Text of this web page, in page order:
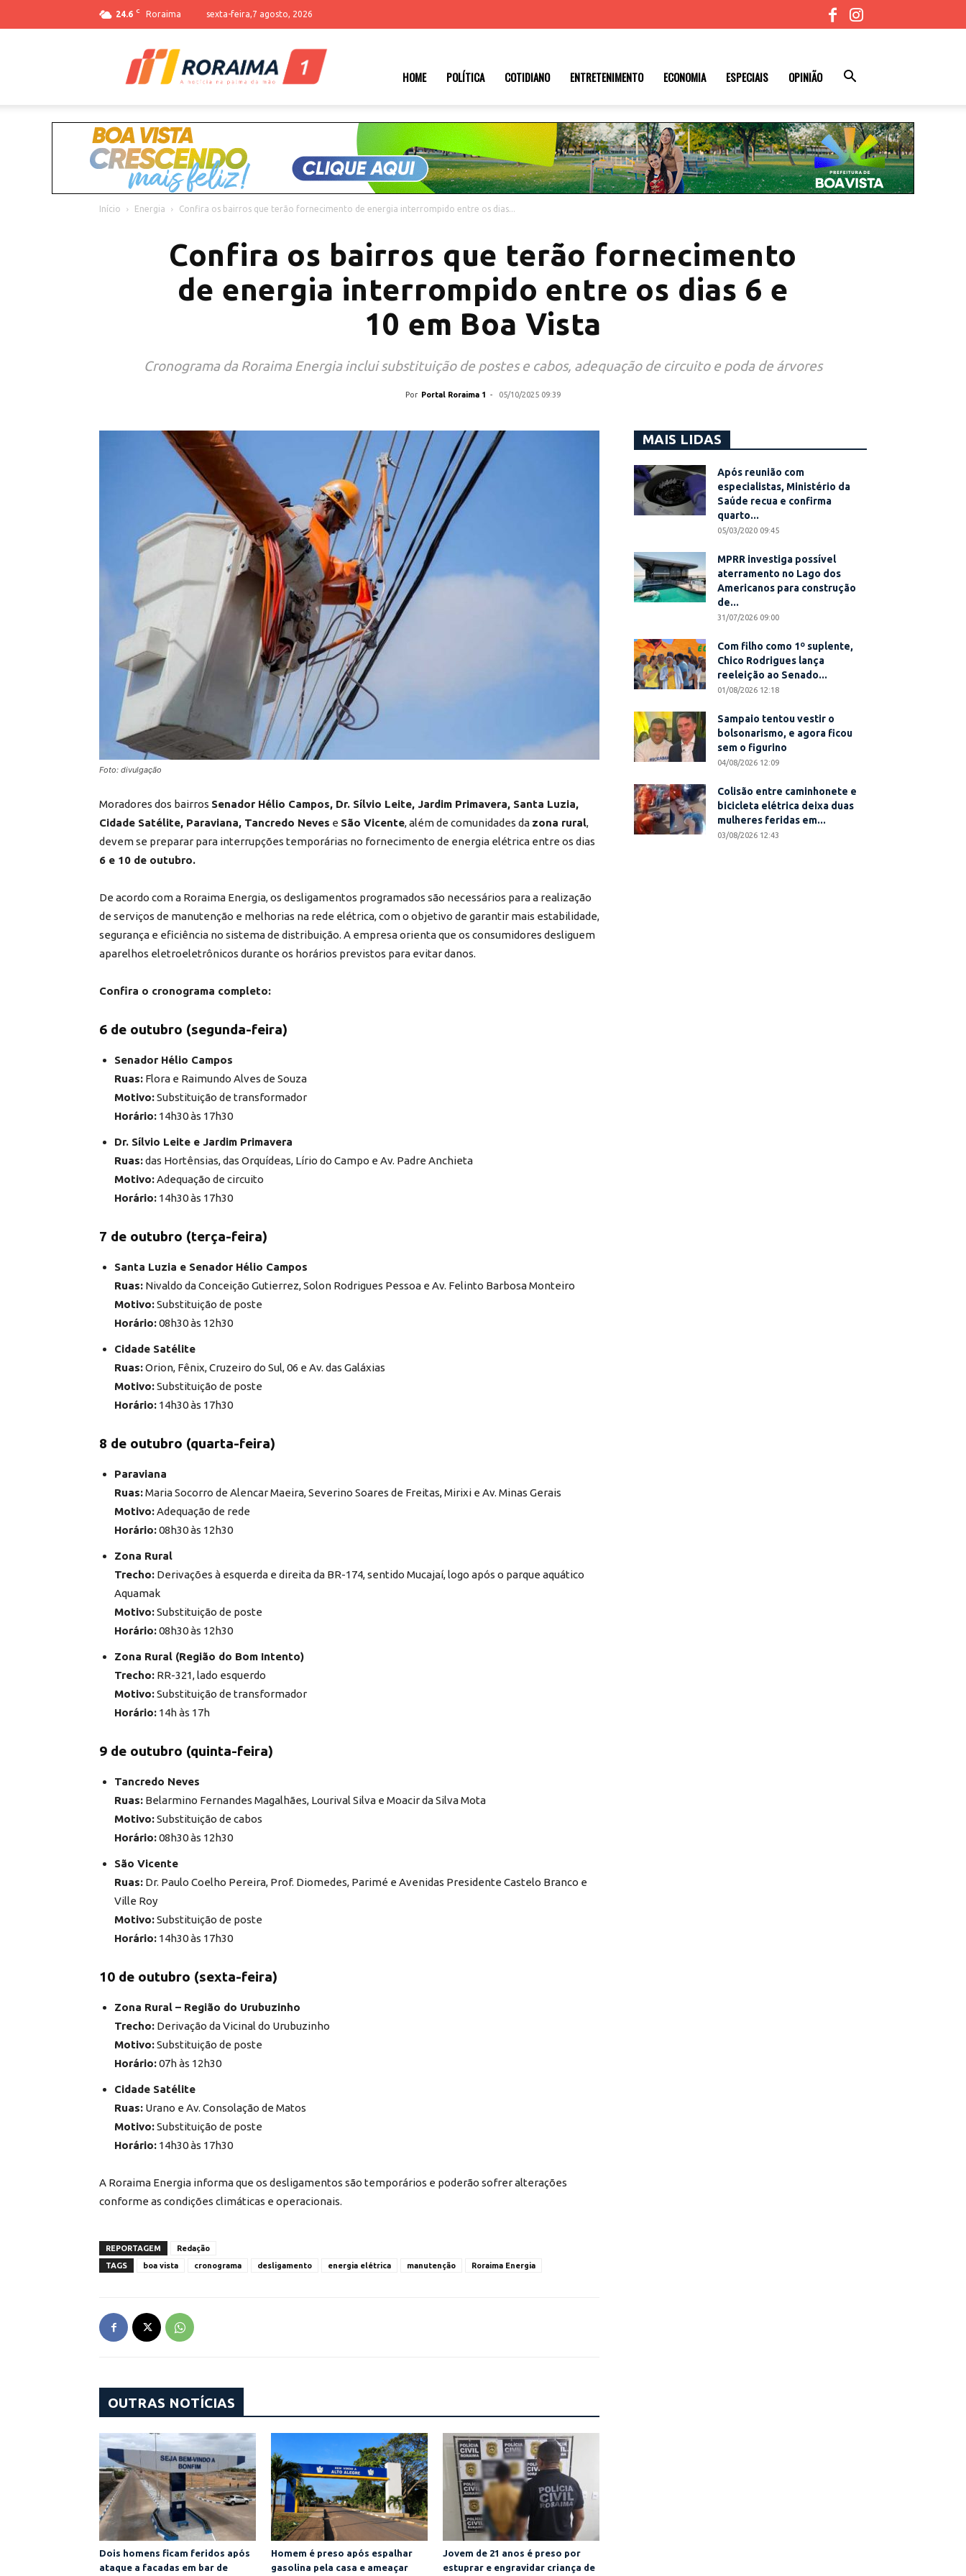
24.6 C Roraima sexta-feira,7 agosto, 2026
HOME POLÍTICA COTIDIANO ENTRETENIMENTO ECONOMIA ESPECIAIS OPINIÃO
Início Energia Confira os bairros que terão fornecimento de energia interrompido entre os dias...
Confira os bairros que terão fornecimento
de energia interrompido entre os dias 6 e
10 em Boa Vista
Cronograma da Roraima Energia inclui substituição de postes e cabos, adequação de circuito e poda de árvores
Por Portal Roraima 1 - 05/10/2025 09:39
Foto: divulgação
Moradores dos bairros Senador Hélio Campos, Dr. Sílvio Leite, Jardim Primavera, Santa Luzia,
Cidade Satélite, Paraviana, Tancredo Neves e São Vicente, além de comunidades da zona rural,
devem se preparar para interrupções temporárias no fornecimento de energia elétrica entre os dias
6 e 10 de outubro.
De acordo com a Roraima Energia, os desligamentos programados são necessários para a realização
de serviços de manutenção e melhorias na rede elétrica, com o objetivo de garantir mais estabilidade,
segurança e eficiência no sistema de distribuição. A empresa orienta que os consumidores desliguem
aparelhos eletroeletrônicos durante os horários previstos para evitar danos.
Confira o cronograma completo:
6 de outubro (segunda-feira)
Senador Hélio Campos
Ruas: Flora e Raimundo Alves de Souza
Motivo:Substituição de transformador
Horário: 14h30 às 17h30
Dr. Sílvio Leite e Jardim Primavera
Ruas:das Hortênsias, das Orquídeas, Lírio do Campo e Av. Padre Anchieta
Motivo:Adequação de circuito
Horário: 14h30 às 17h30
7 de outubro (terça-feira)
Santa Luzia e Senador Hélio Campos
Ruas: Nivaldo da Conceição Gutierrez, Solon Rodrigues Pessoa e Av. Felinto Barbosa Monteiro
Motivo:Substituição de poste
Horário:08h30 às 12h30
Cidade Satélite
Ruas:Orion, Fênix, Cruzeiro do Sul, 06 e Av. das Galáxias
Motivo:Substituição de poste
Horário: 14h30 às 17h30
8 de outubro (quarta-feira)
Paraviana
Ruas:Maria Socorro de Alencar Maeira, Severino Soares de Freitas, Mirixi e Av. Minas Gerais
Motivo:Adequação de rede
Horário:08h30 às 12h30
Zona Rural
Trecho: Derivações à esquerda e direita da BR-174, sentido Mucajaí, logo após o parque aquático
Aquamak
Motivo:Substituição de poste
Horário:08h30 às 12h30
Zona Rural (Região do Bom Intento)
Trecho: RR-321, lado esquerdo
Motivo:Substituição de transformador
Horário: 14h às 17h
9 de outubro (quinta-feira)
Tancredo Neves
Ruas: Belarmino Fernandes Magalhães, Lourival Silva e Moacir da Silva Mota
Motivo:Substituição de cabos
Horário:08h30 às 12h30
São Vicente
Ruas: Dr. Paulo Coelho Pereira, Prof. Diomedes, Parimé e Avenidas Presidente Castelo Branco e
Ville Roy
Motivo:Substituição de poste
Horário: 14h30 às 17h30
10 de outubro (sexta-feira)
Zona Rural – Região do Urubuzinho
Trecho: Derivação da Vicinal do Urubuzinho
Motivo:Substituição de poste
Horário:07h às 12h30
Cidade Satélite
Ruas: Urano e Av. Consolação de Matos
Motivo:Substituição de poste
Horário: 14h30 às 17h30
A Roraima Energia informa que os desligamentos são temporários e poderão sofrer alterações
conforme as condições climáticas e operacionais.
REPORTAGEM
Redação
TAGS
boa vista cronograma desligamento energia elétrica manutenção Roraima Energia
OUTRAS NOTÍCIAS
Dois homens ficam feridos após
ataque a facadas em bar de
Homem é preso após espalhar
gasolina pela casa e ameaçar
Jovem de 21 anos é preso por
estuprar e engravidar criança de
MAIS LIDAS
Após reunião com
especialistas, Ministério da
Saúde recua e confirma
quarto...
05/03/2020 09:45
MPRR investiga possível
aterramento no Lago dos
Americanos para construção
de...
31/07/2026 09:00
Com filho como 1º suplente,
Chico Rodrigues lança
reeleição ao Senado...
01/08/2026 12:18
Sampaio tentou vestir o
bolsonarismo, e agora ficou
sem o figurino
04/08/2026 12:09
Colisão entre caminhonete e
bicicleta elétrica deixa duas
mulheres feridas em...
03/08/2026 12:43